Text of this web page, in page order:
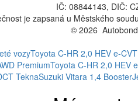
IČ: 08844143, DIČ:
je zapsaná u Městského
© 2026
vozyToyota C-HR 2,0 HEV e-
PremiumToyota C-HR 2,0 HEV
TeknaSuzuki Vitara 1,4